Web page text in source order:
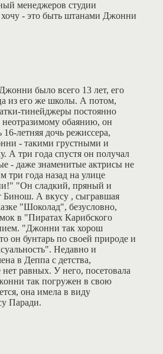
менеджеров студии
- это быть штанами Джонни
было всего 13 лет, его
из его же школы. А потом,
тинейджеры постоянно
обаянию, он
летняя дочь режиссера,
- такими грустными и
А три года спустя он получал
- даже знаменитые актрисы не
три года назад на улице
"Он сладкий, пряный и
Бинош. А вкусу , сыгравшая
"Шоколад", безусловно,
в "Пиратах Карибского
"Джонни так хорош
он бунтарь по своей природе и
Недавно и
в Деппа с детства,
равных. У него, посетовала
так погружен в свою
она имела в виду
Паради.